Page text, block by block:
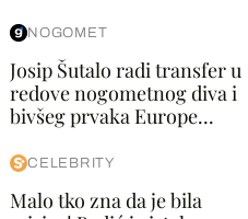
NOGOMET
Josip Šutalo radi transfer u
redove nogometnog diva i
bivšeg prvaka Europe...
CELEBRITY
Malo tko zna da je bila